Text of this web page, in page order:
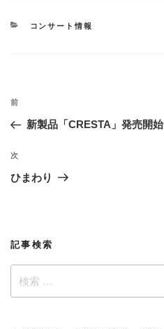
カ
コンサート情報
投
ビ
ゲ
ン
過
去
投
稿
前
新製品「CRESTA」発売開始
次
の
次
ひまわり
記事検索
索: